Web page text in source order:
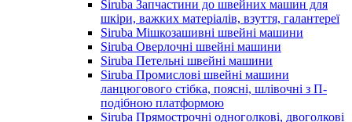
Siruba Запчастини до швейних машин для
шкіри, важких матеріалів, взуття, галантереї
Siruba Мішкозашивні швейні машини
Siruba Оверлочні швейні машини
Siruba Петельні швейні машини
Siruba Промислові швейні машини
ланцюгового стібка, поясні, шлівочні з П-
подібною платформою
Siruba Прямострочні одноголкові, двоголкові